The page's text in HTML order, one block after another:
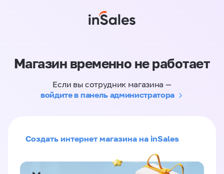
Магазин временно не работает
Если вы сотрудник магазина —
войдите в панель администратора
Создать интернет магазина на inSales